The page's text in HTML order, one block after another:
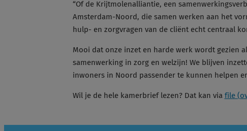
“Of de Krijtmolenalliantie, een
Amsterdam-Noord, die samen werken aan het
hulp- en zorgvragen van de cliënt echt centraal
Mooi dat onze inzet en harde werk wordt gezien
samenwerking in zorg en welzijn! We blijven
inwoners in Noord passender te kunnen helpen
Wil je de hele kamerbrief lezen? Dat kan via file